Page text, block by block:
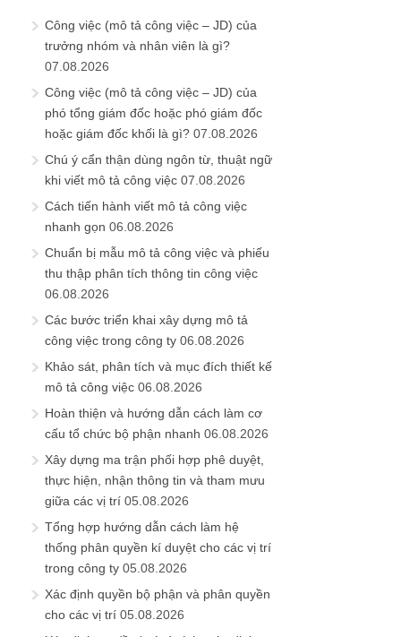
Công việc (mô tả công việc – JD) của
trưởng nhóm và nhân viên là gì?
07.08.2026
Công việc (mô tả công việc – JD) của
phó tổng giám đốc hoặc phó giám đốc
hoặc giám đốc khối là gì? 07.08.2026
Chú ý cẩn thận dùng ngôn từ, thuật ngữ
khi viết mô tả công việc 07.08.2026
Cách tiến hành viết mô tả công việc
nhanh gọn 06.08.2026
Chuẩn bị mẫu mô tả công việc và phiếu
thu thập phân tích thông tin công việc
06.08.2026
Các bước triển khai xây dựng mô tả
công việc trong công ty 06.08.2026
Khảo sát, phân tích và mục đích thiết kế
mô tả công việc 06.08.2026
Hoàn thiện và hướng dẫn cách làm cơ
cấu tổ chức bộ phận nhanh 06.08.2026
Xây dựng ma trận phối hợp phê duyệt,
thực hiện, nhận thông tin và tham mưu
giữa các vị trí 05.08.2026
Tổng hợp hướng dẫn cách làm hệ
thống phân quyền kí duyệt cho các vị trí
trong công ty 05.08.2026
Xác định quyền bộ phận và phân quyền
cho các vị trí 05.08.2026